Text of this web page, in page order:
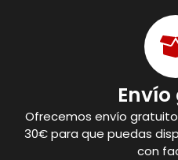
Ofrecemos envío
30€ para que puedas
con